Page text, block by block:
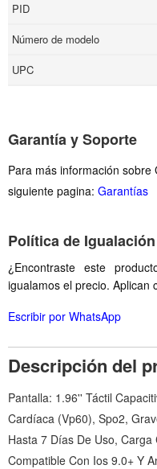
PID
Número de modelo
UPC
Garantía y Soporte
Para más información
siguiente pagina: Garantías
Política de
¿Encontraste este
igualamos el precio. Aplican
Escribir por WhatsApp
Descripción del
Pantalla: 1.96'' Táctil
Cardíaca (Vp60), Spo2,
Hasta 7 Días De Uso,
Compatible Con Ios 9.0+ Y